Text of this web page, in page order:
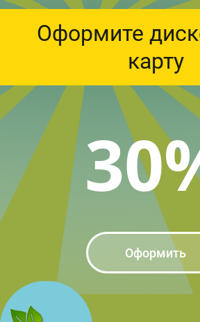
Оформите
карту
Оформить